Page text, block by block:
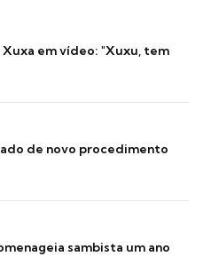
em vídeo: "Xuxu, tem
de novo procedimento
sambista um ano